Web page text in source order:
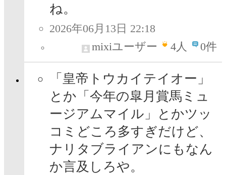
ね。
2026年06月13日 22:18
mixiユーザー
4人 0件
「皇帝トウカイテイオー」
とか「今年の皐月賞馬ミュ
ージアムマイル」とかツッ
コミどころ多すぎだけど、
ナリタブライアンにもなん
か言及しろや。